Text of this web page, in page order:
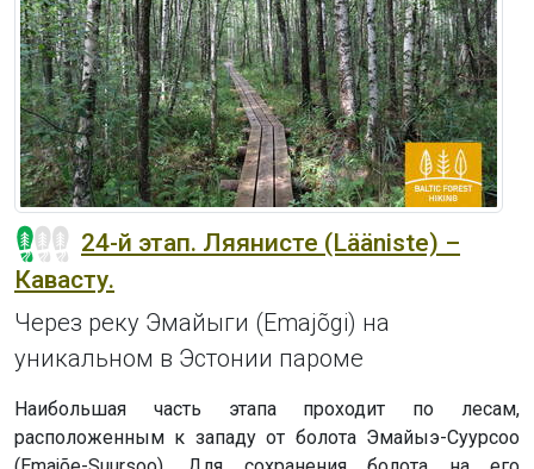
24-й этап. Ляянисте (Lääniste) –
Кавасту.
Через реку Эмайыги (Emajõgi) на
уникальном в Эстонии пароме
Наибольшая часть этапа проходит по лесам,
расположенным к западу от болота Эмайыэ-Суурсоо